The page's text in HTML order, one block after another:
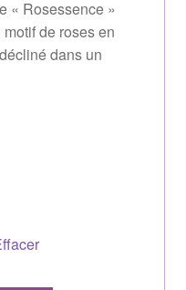
« Rosessence »
de roses en
dans un